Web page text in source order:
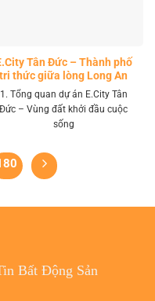
Tân Đức – Thành phố
tri thức giữa lòng Long An
1. Tổng quan dự án E.City Tân
Đức – Vùng đất khởi đầu cuộc
sống
Bất Động Sản